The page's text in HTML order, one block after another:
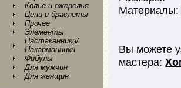
Материалы:
Вы можете
мастера:
Колье и ожерелья
Цепи и браслеты
Прочее
Элементы
Настаканники/
Накарманники
Фибулы
Для мужчин
Для женщин